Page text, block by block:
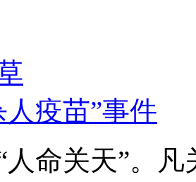
疫苗”事件
人命关天”。